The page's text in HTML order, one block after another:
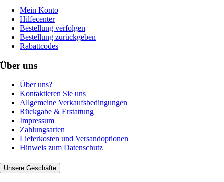
Mein Konto
Hilfecenter
Bestellung verfolgen
Bestellung zurückgeben
Rabattcodes
Über uns
Über uns?
Kontaktieren Sie uns
Allgemeine Verkaufsbedingungen
Rückgabe & Erstattung
Impressum
Zahlungsarten
Lieferkosten und Versandoptionen
Hinweis zum Datenschutz
Unsere Geschäfte